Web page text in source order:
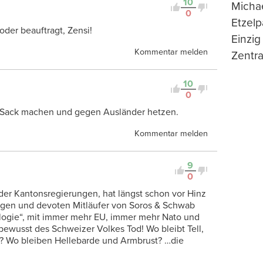
0
beauftragt, Zensi!
Kommentar melden
10
0
machen und gegen Ausländer hetzen.
Kommentar melden
9
0
Kantonsregierungen, hat längst schon vor Hinz
und devoten Mitläufer von Soros & Schwab
mit immer mehr EU, immer mehr Nato und
des Schweizer Volkes Tod! Wo bleibt Tell,
Wo bleiben Hellebarde und Armbrust? …die